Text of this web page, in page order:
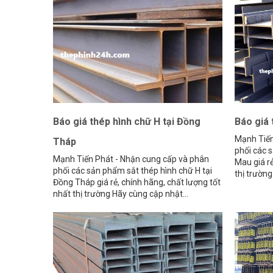
Báo giá thép hình chữ H tại Đồng
Tháp
Mạnh Tiến Phát - Nhận cung cấp và phân
phối các sản phẩm sắt thép hình chữ H tại
Đồng Tháp giá rẻ, chính hãng, chất lượng tốt
nhất thị trường Hãy cùng cập nhật...
Báo giá
Mạnh
phối các
Mau giá
thị trường